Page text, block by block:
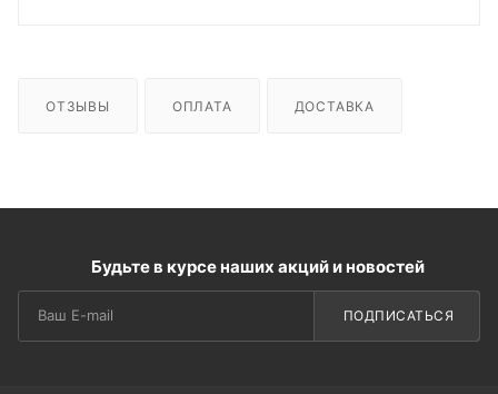
ОТЗЫВЫ ОПЛАТА ДОСТАВКА
Будьте в курсе наших акций и новостей
ПОДПИСАТЬСЯ